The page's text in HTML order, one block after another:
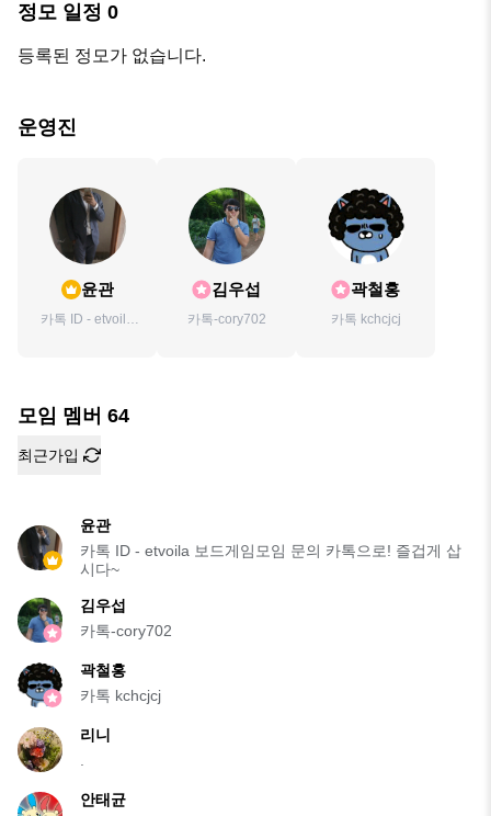
정모 일정 0
등록된 정모가 없습니다.
운영진
윤관
카톡 ID - etvoila
김우섭
카톡-cory702
곽철홍
카톡 kchcjcj
모임 멤버 64
최근가입
윤관
카톡 ID - etvoila 보드게임모임 문의 카톡으로! 즐겁게 삽
시다~
김우섭
카톡-cory702
곽철홍
카톡 kchcjcj
리니
안태균